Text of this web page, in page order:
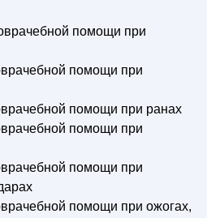
помощи при
помощи при
помощи при ранах
помощи при
помощи при
помощи при ожогах,